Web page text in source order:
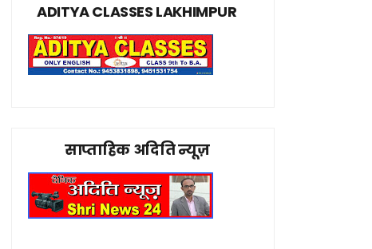
ADITYA CLASSES LAKHIMPUR
साप्ताहिक अदिति न्यूज़